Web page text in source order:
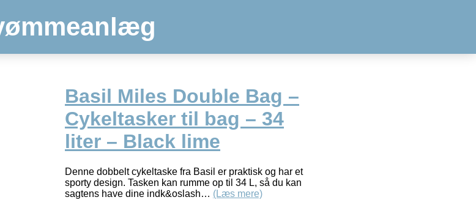
Basil Miles Double Bag –
Cykeltasker til bag – 34
liter – Black lime
Denne dobbelt cykeltaske fra Basil er praktisk og har et
sporty design. Tasken kan rumme op til 34 L, så du kan
sagtens have dine indk&oslash… (Læs mere)